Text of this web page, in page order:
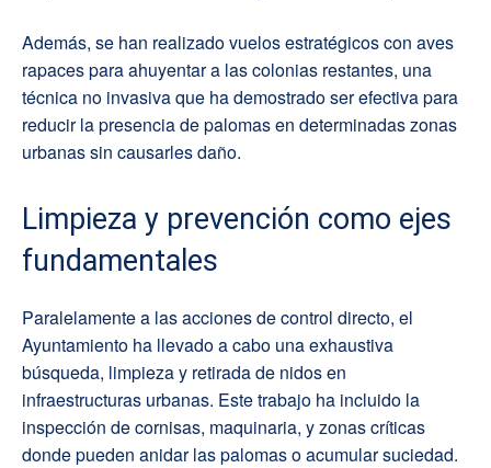
Además, se han realizado vuelos estratégicos con aves
rapaces para ahuyentar a las colonias restantes, una
técnica no invasiva que ha demostrado ser efectiva para
reducir la presencia de palomas en determinadas zonas
urbanas sin causarles daño.
Limpieza y prevención como ejes
fundamentales
Paralelamente a las acciones de control directo, el
Ayuntamiento ha llevado a cabo una exhaustiva
búsqueda, limpieza y retirada de nidos en
infraestructuras urbanas. Este trabajo ha incluido la
inspección de cornisas, maquinaria, y zonas críticas
donde pueden anidar las palomas o acumular suciedad.